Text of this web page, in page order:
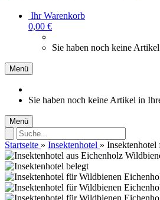
Ihr Warenkorb
0,00 €
Sie haben noch keine
Menü
Sie haben noch keine Artikel in
Menü
Startseite » Insektenhotel »